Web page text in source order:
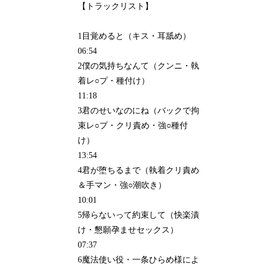
【トラックリスト】
1目覚めると（キス・耳舐め）
06:54
2僕の気持ちなんて（クンニ・執
着レ○プ・種付け）
11:18
3君のせいなのにね（バックで拘
束レ○プ・クリ責め・強○種付
け）
13:54
4君が堕ちるまで（執着クリ責め
＆手マン・強○潮吹き）
10:01
5帰らないって約束して（快楽漬
け・懇願孕ませセックス）
07:37
6魔法使い役・一条ひらめ様によ